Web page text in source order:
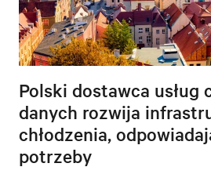
Polski dostawca usług
danych rozwija
chłodzenia,
potrzeby